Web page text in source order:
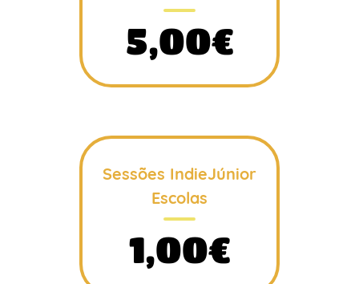
5,00€
Sessões IndieJúnior
Escolas
1,00€